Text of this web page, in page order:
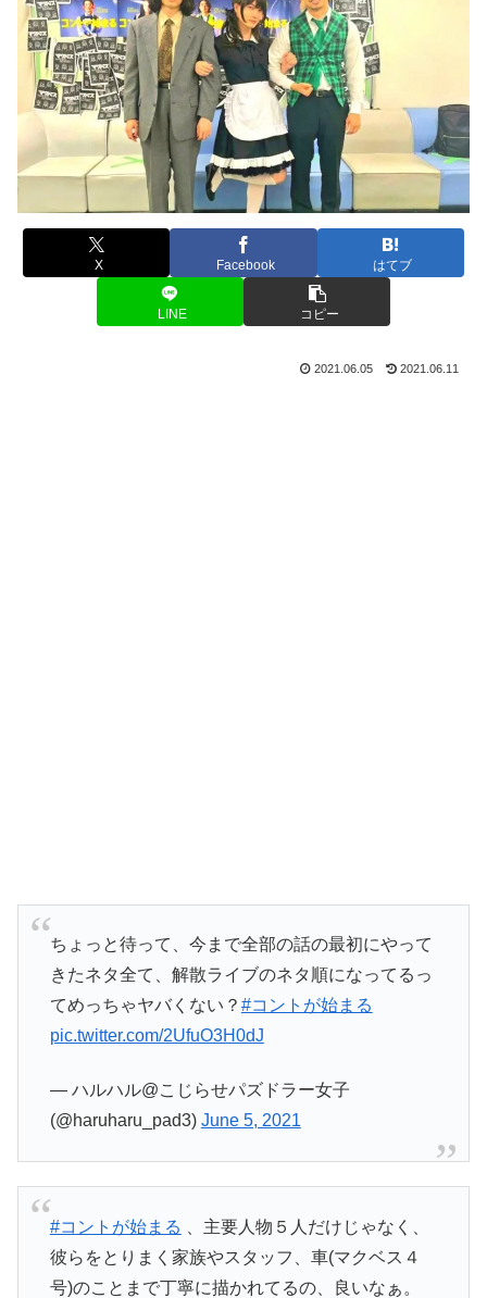
X Facebook はてブ
LINE コピー
2021.06.05 2021.06.11
ちょっと待って、今まで全部の話の最初にやって
きたネタ全て、解散ライブのネタ順になってるっ
てめっちゃヤバくない？ #コントが始まる
pic.twitter.com/2UfuO3H0dJ
— ハルハル@こじらせパズドラー女子
(@haruharu_pad3) June 5, 2021
#コントが始まる
、主要人物５人だけじゃなく、
彼らをとりまく家族やスタッフ、車(マクベス４
号)のことまで丁寧に描かれてるの、良いなぁ。